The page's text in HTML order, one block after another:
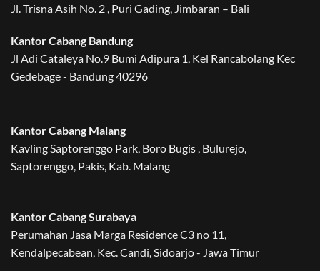
Jl. Trisna Asih No. 2 , Puri Gading, Jimbaran – Bali
Kantor Cabang Bandung
Jl Adi Cataleya No.9 Bumi Adipura 1, Kel Rancabolang Kec
Gedebage - Bandung 40296
Kantor Cabang Malang
Kavling Saptorenggo Park, Boro Bugis , Bulurejo,
Saptorenggo, Pakis, Kab. Malang
Kantor Cabang Surabaya
Perumahan Jasa Marga Residence C3 no 11,
Kendalpecabean, Kec. Candi, Sidoarjo - Jawa Timur